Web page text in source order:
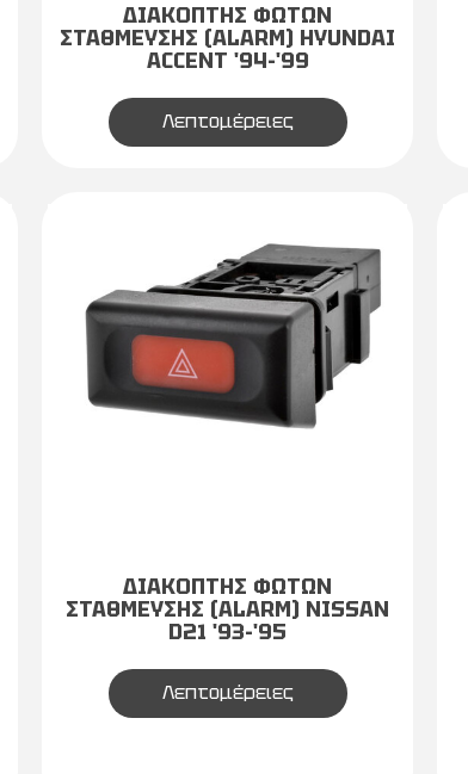
ΔΙΑΚΟΠΤΗΣ ΦΩΤΩΝ
ΣΤΑΘΜΕΥΣΗΣ (ALARM) HYUNDAI
ACCENT '94-'99
Λεπτομέρειες
ΔΙΑΚΟΠΤΗΣ ΦΩΤΩΝ
ΣΤΑΘΜΕΥΣΗΣ (ALARM) NISSAN
D21 '93-'95
Λεπτομέρειες